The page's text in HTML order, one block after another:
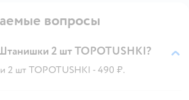
вопросы
2 шт TOPOTUSHKI?
2 шт TOPOTUSHKI - 490 ₽.